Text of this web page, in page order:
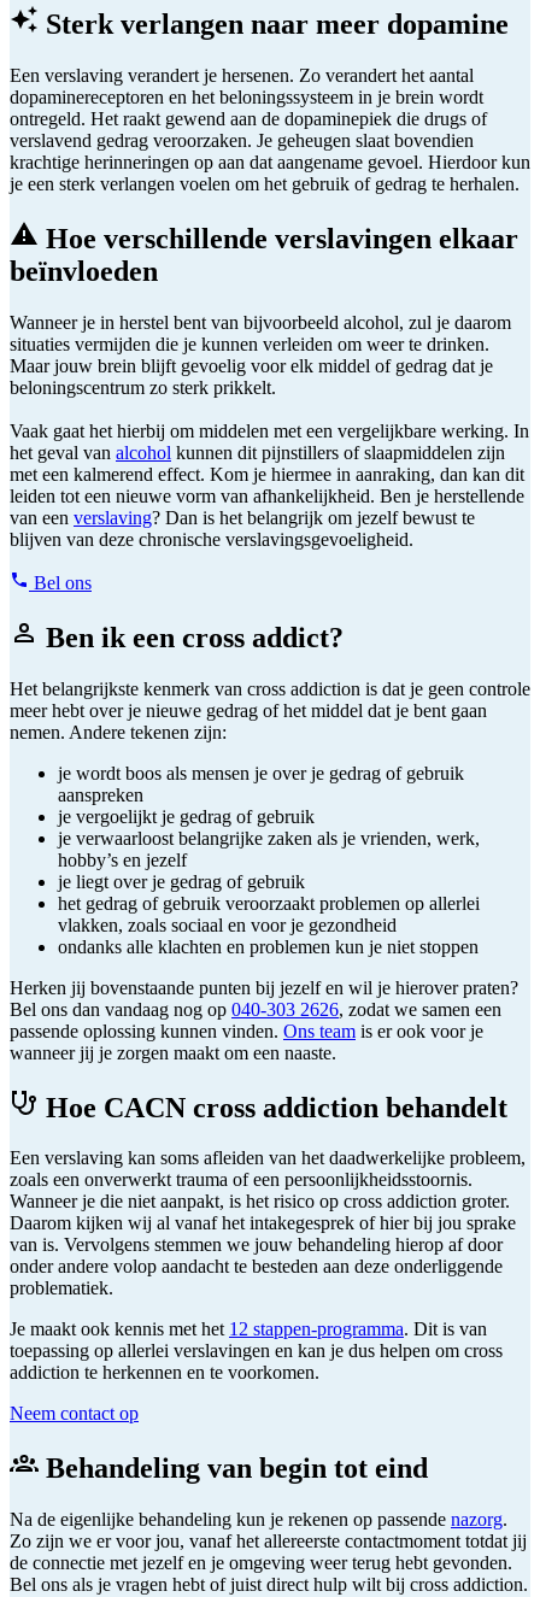
Sterk verlangen naar meer dopamine
Een verslaving verandert je hersenen. Zo verandert het aantal
dopaminereceptoren en het beloningssysteem in je brein wordt
ontregeld. Het raakt gewend aan de dopaminepiek die drugs of
verslavend gedrag veroorzaken. Je geheugen slaat bovendien
krachtige herinneringen op aan dat aangename gevoel. Hierdoor kun
je een sterk verlangen voelen om het gebruik of gedrag te herhalen.
Hoe verschillende verslavingen elkaar
beïnvloeden
Wanneer je in herstel bent van bijvoorbeeld alcohol, zul je daarom
situaties vermijden die je kunnen verleiden om weer te drinken.
Maar jouw brein blijft gevoelig voor elk middel of gedrag dat je
beloningscentrum zo sterk prikkelt.
Vaak gaat het hierbij om middelen met een vergelijkbare werking. In
het geval van alcohol kunnen dit pijnstillers of slaapmiddelen zijn
met een kalmerend effect. Kom je hiermee in aanraking, dan kan dit
leiden tot een nieuwe vorm van afhankelijkheid. Ben je herstellende
van een verslaving? Dan is het belangrijk om jezelf bewust te
blijven van deze chronische verslavingsgevoeligheid.
Bel ons
Ben ik een cross addict?
Het belangrijkste kenmerk van cross addiction is dat je geen controle
meer hebt over je nieuwe gedrag of het middel dat je bent gaan
nemen. Andere tekenen zijn:
je wordt boos als mensen je over je gedrag of gebruik
aanspreken
je vergoelijkt je gedrag of gebruik
je verwaarloost belangrijke zaken als je vrienden, werk,
hobby’s en jezelf
je liegt over je gedrag of gebruik
het gedrag of gebruik veroorzaakt problemen op allerlei
vlakken, zoals sociaal en voor je gezondheid
ondanks alle klachten en problemen kun je niet stoppen
Herken jij bovenstaande punten bij jezelf en wil je hierover praten?
Bel ons dan vandaag nog op 040-303 2626, zodat we samen een
passende oplossing kunnen vinden. Ons team is er ook voor je
wanneer jij je zorgen maakt om een naaste.
Hoe CACN cross addiction behandelt
Een verslaving kan soms afleiden van het daadwerkelijke probleem,
zoals een onverwerkt trauma of een persoonlijkheidsstoornis.
Wanneer je die niet aanpakt, is het risico op cross addiction groter.
Daarom kijken wij al vanaf het intakegesprek of hier bij jou sprake
van is. Vervolgens stemmen we jouw behandeling hierop af door
onder andere volop aandacht te besteden aan deze onderliggende
problematiek.
Je maakt ook kennis met het 12 stappen-programma. Dit is van
toepassing op allerlei verslavingen en kan je dus helpen om cross
addiction te herkennen en te voorkomen.
Neem contact op
Behandeling van begin tot eind
Na de eigenlijke behandeling kun je rekenen op passende nazorg.
Zo zijn we er voor jou, vanaf het allereerste contactmoment totdat jij
de connectie met jezelf en je omgeving weer terug hebt gevonden.
Bel ons als je vragen hebt of juist direct hulp wilt bij cross addiction.